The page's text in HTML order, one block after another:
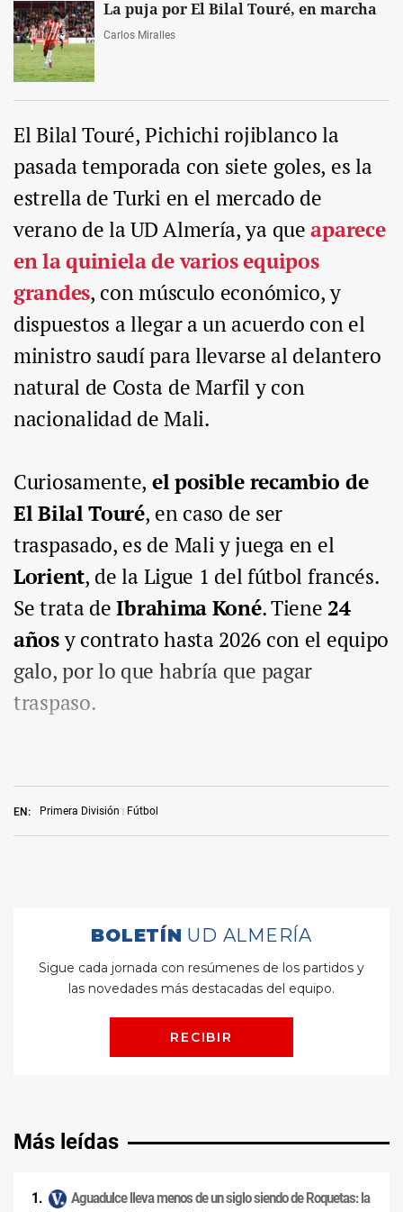
EN: Primera División Fútbol
La puja por El Bilal Touré, en marcha
Carlos Miralles
El Bilal Touré, Pichichi rojiblanco la
pasada temporada con siete goles, es la
estrella de Turki en el mercado de
verano de la UD Almería, ya queaparece
en la quiniela de varios equipos
grandes, con músculo económico, y
dispuestos a llegar a un acuerdo con el
ministro saudí para llevarse al delantero
natural de Costa de Marfil y con
nacionalidad de Mali.
Curiosamente, el posible recambio de
El Bilal Touré, en caso de ser
traspasado, es de Mali y juega en el
Lorient, de la Ligue 1 del fútbol francés.
Se trata deIbrahima Koné. Tiene 24
añosy contrato hasta 2026 con el equipo
galo, por lo que habría que pagar
traspaso.
Más leídas
Aguadulce lleva menos de un siglo siendo de Roquetas: la